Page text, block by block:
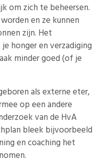
om zich te beheersen.
en ze kunnen
zijn. Het
honger en verzadiging
minder goed (of je
als externe eter,
op een andere
van de HvA
bleek bijvoorbeeld
en coaching het